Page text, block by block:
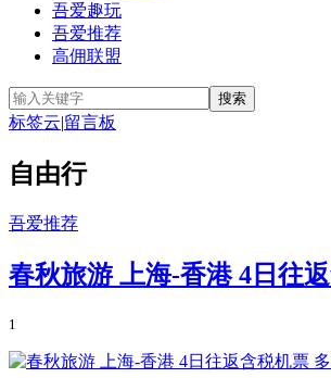
吾爱趣玩
吾爱推荐
高佣联盟
标签云|留言板
自由行
吾爱推荐
春秋旅游 上海-香港 4日往
1